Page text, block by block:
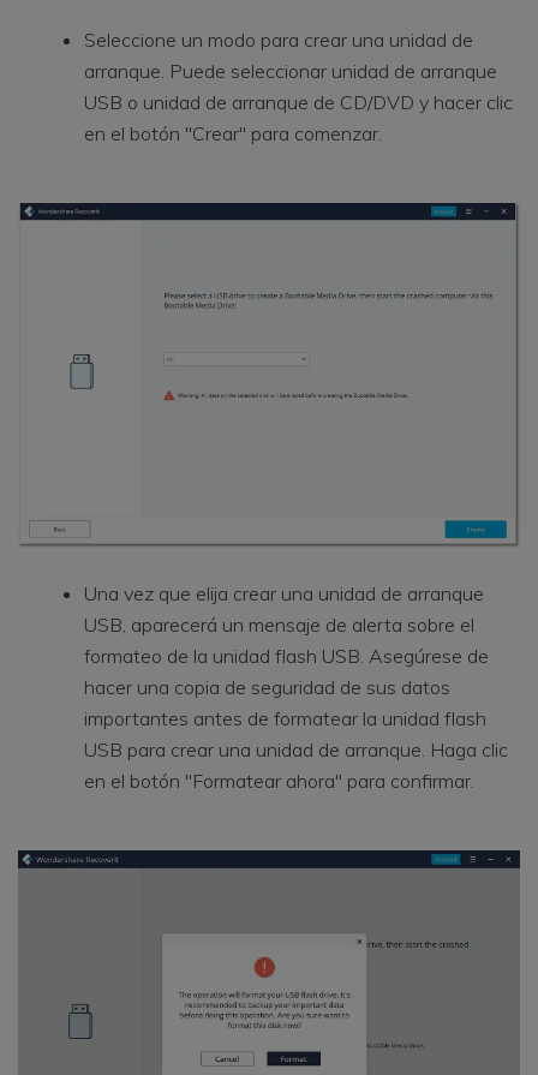
Seleccione un modo para crear una unidad de
arranque. Puede seleccionar unidad de arranque
USB o unidad de arranque de CD/DVD y hacer clic
en el botón "Crear" para comenzar.
Una vez que elija crear una unidad de arranque
USB, aparecerá un mensaje de alerta sobre el
formateo de la unidad flash USB. Asegúrese de
hacer una copia de seguridad de sus datos
importantes antes de formatear la unidad flash
USB para crear una unidad de arranque. Haga clic
en el botón "Formatear ahora" para confirmar.